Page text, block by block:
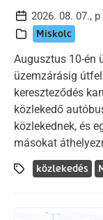
2026. 08. 07.,
Miskolc
Augusztus 10-én
üzemzárásig
kereszteződés
közlekedő
közlekednek, és
másokat
közlekedés